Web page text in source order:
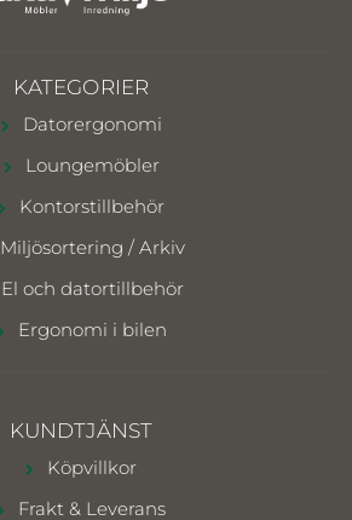
KATEGORIER
Datorergonomi
Loungemöbler
Kontorstillbehör
Miljösortering / Arkiv
El och datortillbehör
Ergonomi i bilen
KUNDTJÄNST
Köpvillkor
Frakt & Leverans